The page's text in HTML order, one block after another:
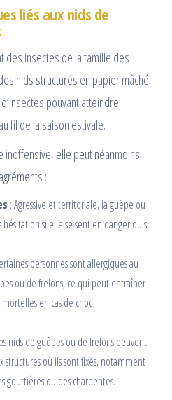
liés aux nids de
des insectes de la famille des
nids structurés en papier mâché.
pouvant atteindre
fil de la saison estivale.
elle peut néanmoins
:
: Agressive et territoriale, la guêpe ou
si elle se sent en danger ou si
personnes sont allergiques au
ou de frelons, ce qui peut entraîner
en cas de choc
nids de guêpes ou de frelons peuvent
structures où ils sont fixés, notamment
gouttières ou des charpentes.